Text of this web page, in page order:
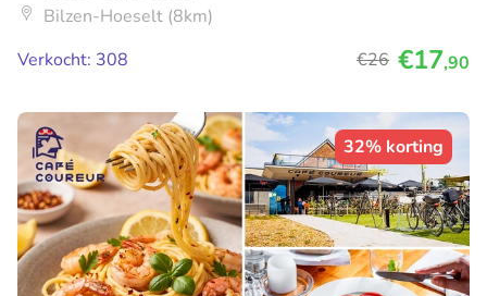
Bilzen-Hoeselt (8km)
Verkocht: 308
€26 €17,90
32% korting